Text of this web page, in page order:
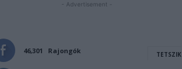
- Advertisement -
46,301 Rajongók TETSZIK